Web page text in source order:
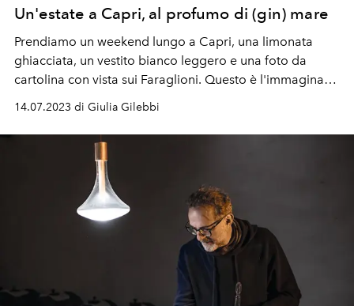
Un'estate a Capri, al profumo di (gin) mare
Prendiamo un weekend lungo a Capri, una limonata
ghiacciata, un vestito bianco leggero e una foto da
cartolina con vista sui Faraglioni. Questo è l'immaginario
di Capri comune, ma non il nostro. Non quello che
progetti Mare Mio e Giardino Mediterraneo, per un'isola
di luce nel blu, tutta da riscoprire.
14.07.2023 di Giulia Gilebbi